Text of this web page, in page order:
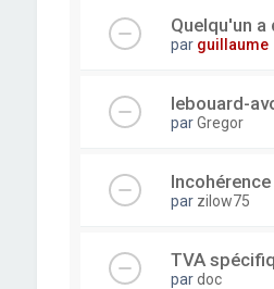
Quelqu'un
par guillaume
lebouard-
parGregor
par zilow75
TVA
pardoc